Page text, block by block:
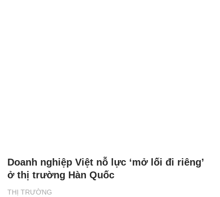
THỊ TRƯỜNG
Doanh nghiệp Việt nỗ lực ‘mở lối đi riêng’
ở thị trường Hàn Quốc